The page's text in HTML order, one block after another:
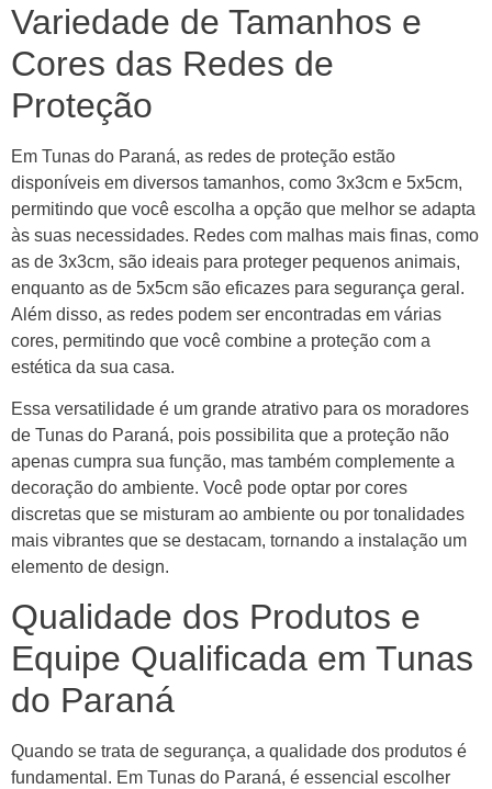
Variedade de Tamanhos e
Cores das Redes de
Proteção
Em Tunas do Paraná, as redes de proteção estão
disponíveis em diversos tamanhos, como 3x3cm e 5x5cm,
permitindo que você escolha a opção que melhor se adapta
às suas necessidades. Redes com malhas mais finas, como
as de 3x3cm, são ideais para proteger pequenos animais,
enquanto as de 5x5cm são eficazes para segurança geral.
Além disso, as redes podem ser encontradas em várias
cores, permitindo que você combine a proteção com a
estética da sua casa.
Essa versatilidade é um grande atrativo para os moradores
de Tunas do Paraná, pois possibilita que a proteção não
apenas cumpra sua função, mas também complemente a
decoração do ambiente. Você pode optar por cores
discretas que se misturam ao ambiente ou por tonalidades
mais vibrantes que se destacam, tornando a instalação um
elemento de design.
Qualidade dos Produtos e
Equipe Qualificada em Tunas
do Paraná
Quando se trata de segurança, a qualidade dos produtos é
fundamental. Em Tunas do Paraná, é essencial escolher